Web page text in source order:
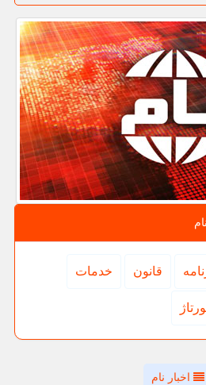
قانون خدمات
اخبار نام